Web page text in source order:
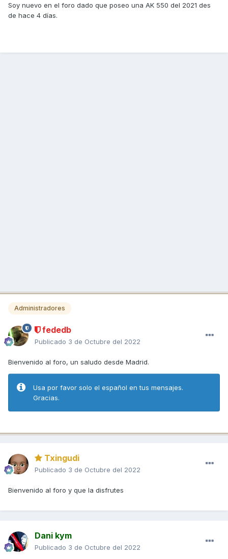
Soy nuevo en el foro dado que poseo una AK 550 del 2021 des
de hace 4 días.
Administradores
fededb
Publicado 3 de Octubre del 2022
Bienvenido al foro, un saludo desde Madrid.
Usa por favor solo el español en tus mensajes.
Gracias.
Txingudi
Publicado 3 de Octubre del 2022
Bienvenido al foro y que la disfrutes
Dani kym
Publicado 3 de Octubre del 2022